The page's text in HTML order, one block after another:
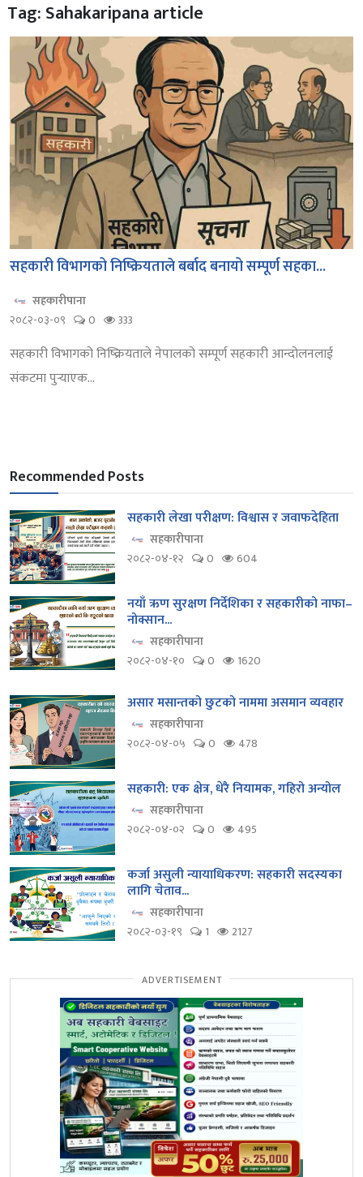
Tag: Sahakaripana article
सहकारी विभागको निष्क्रियताले बर्बाद बनायो सम्पूर्ण सहका...
सहकारीपाना
२०८२-०३-०९
0 333
सहकारी विभागको निष्क्रियताले नेपालको सम्पूर्ण सहकारी आन्दोलनलाई
संकटमा पुर्‍याएक...
Recommended Posts
सहकारी लेखा परीक्षण: विश्वास र जवाफदेहिता
सहकारीपाना
२०८२-०४-१२
0 604
नयाँ ऋण सुरक्षण निर्देशिका र सहकारीको नाफा–
नोक्सान...
सहकारीपाना
२०८२-०४-१०
0 1620
असार मसान्तको छुटको नाममा असमान व्यवहार
सहकारीपाना
२०८२-०४-०५
0 478
सहकारी: एक क्षेत्र, धेरै नियामक, गहिरो अन्योल
सहकारीपाना
२०८२-०४-०२
0 495
कर्जा असुली न्यायाधिकरण: सहकारी सदस्यका
लागि चेताव...
सहकारीपाना
२०८२-०३-१९
1 2127
ADVERTISEMENT